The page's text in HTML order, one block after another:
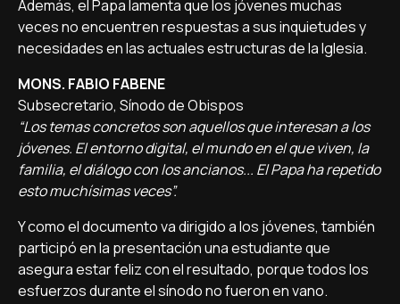
Además, el Papa lamenta que los jóvenes muchas
veces no encuentren respuestas a sus inquietudes y
necesidades en las actuales estructuras de la Iglesia.
MONS. FABIO FABENE
Subsecretario, Sínodo de Obispos
“Los temas concretos son aquellos que interesan a los
jóvenes. El entorno digital, el mundo en el que viven, la
familia, el diálogo con los ancianos... El Papa ha repetido
esto muchísimas veces”.
Y como el documento va dirigido a los jóvenes, también
participó en la presentación una estudiante que
asegura estar feliz con el resultado, porque todos los
esfuerzos durante el sínodo no fueron en vano.